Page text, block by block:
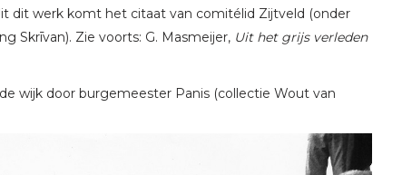
dit werk komt het citaat van comitélid Zijtveld (onder
Skrīvan). Zie voorts: G. Masmeijer, Uit het grijs verleden
wijk door burgemeester Panis (collectie Wout van